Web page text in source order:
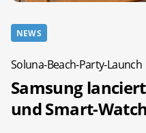
NEWS
Soluna-Beach-Party-Launch
Samsung
und Smart-